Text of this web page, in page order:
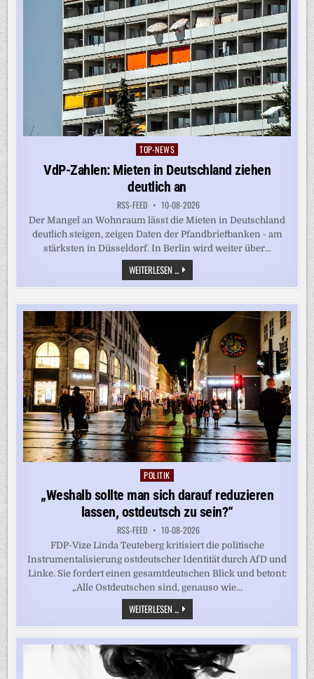
Posted
TOP-NEWS
VdP-Zahlen: Mieten in Deutschland ziehen
deutlich an
RSS-FEED 10-08-2026
Der Mangel an Wohnraum lässt die Mieten in Deutschland
deutlich steigen, zeigen Daten der Pfandbriefbanken - am
stärksten in Düsseldorf. In Berlin wird weiter über...
WEITERLESEN ... VDP-
ZAHLEN:
MIETEN
DEUTSCHLAND
ZIEHEN
Posted
POLITIK
„Weshalb sollte man sich darauf reduzieren
lassen, ostdeutsch zu sein?“
RSS-FEED 10-08-2026
FDP-Vize Linda Teuteberg kritisiert die politische
Instrumentalisierung ostdeutscher Identität durch AfD und
Linke. Sie fordert einen gesamtdeutschen Blick und betont:
„Alle Ostdeutschen sind, genauso wie...
WEITERLESEN ... „WESHALB
SOLLTE
MAN
SICH
DARAUF
REDUZIEREN
LASSEN,
OSTDEUTSCH